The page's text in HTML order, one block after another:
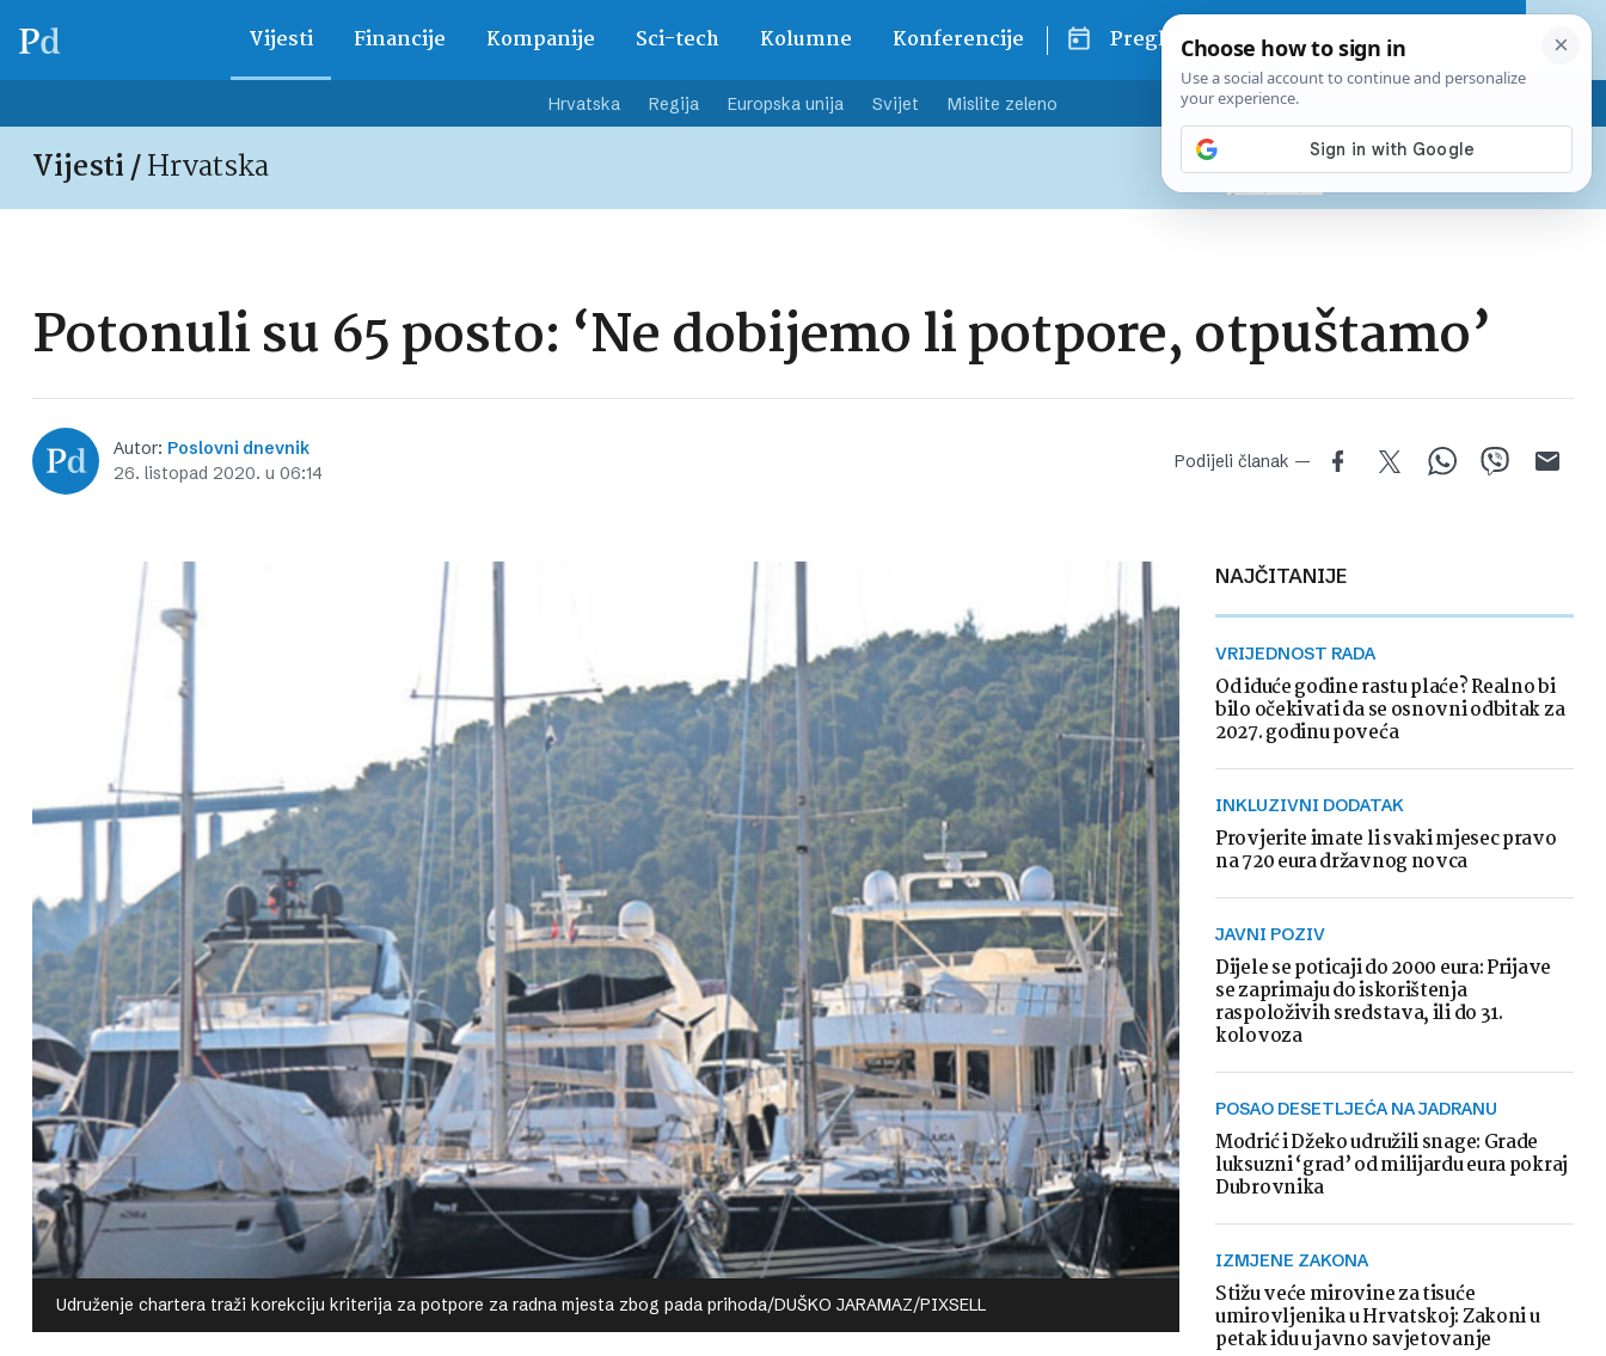
Vijesti Financije Kompanije Sci-tech Kolumne Konferencije Pregled dana
Hrvatska Regija Europska unija Svijet Mislite zeleno
Vijesti /Hrvatska
Pretplatite se na Poslovni
Već od10 EURmjesečno
Potonuli su 65 posto: ‘Ne dobijemo li potpore, otpuštamo’
Autor: Poslovni dnevnik
26. listopad 2020. u 06:14
Podijeli članak —
Udruženje chartera traži korekciju kriterija za potpore za radna mjesta zbog pada prihoda/DUŠKO JARAMAZ/PIXSELL
NAJČITANIJE
VRIJEDNOST RADA
Od iduće godine rastu plaće? Realno bi
bilo očekivati da se osnovni odbitak za
2027. godinu poveća
INKLUZIVNI DODATAK
Provjerite imate li svaki mjesec pravo
na 720 eura državnog novca
JAVNI POZIV
Dijele se poticaji do 2000 eura: Prijave
se zaprimaju do iskorištenja
raspoloživih sredstava, ili do 31.
kolovoza
POSAO DESETLJEĆA NA JADRANU
Modrić i Džeko udružili snage: Grade
luksuzni ‘grad’ od milijardu eura pokraj
Dubrovnika
IZMJENE ZAKONA
Stižu veće mirovine za tisuće
umirovljenika u Hrvatskoj: Zakoni u
petak idu u javno savjetovanje